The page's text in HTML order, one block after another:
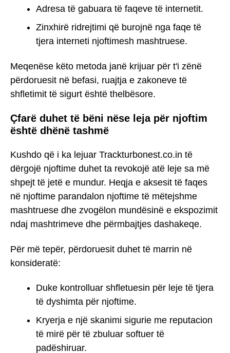
Adresa të gabuara të faqeve të internetit.
Zinxhirë ridrejtimi që burojnë nga faqe të
tjera interneti njoftimesh mashtruese.
Meqenëse këto metoda janë krijuar për t'i zënë
përdoruesit në befasi, ruajtja e zakoneve të
shfletimit të sigurt është thelbësore.
Çfarë duhet të bëni nëse leja për njoftim
është dhënë tashmë
Kushdo që i ka lejuar Trackturbonest.co.in të
dërgojë njoftime duhet ta revokojë atë leje sa më
shpejt të jetë e mundur. Heqja e aksesit të faqes
në njoftime parandalon njoftime të mëtejshme
mashtruese dhe zvogëlon mundësinë e ekspozimit
ndaj mashtrimeve dhe përmbajtjes dashakeqe.
Për më tepër, përdoruesit duhet të marrin në
konsideratë:
Duke kontrolluar shfletuesin për leje të tjera
të dyshimta për njoftime.
Kryerja e një skanimi sigurie me reputacion
të mirë për të zbuluar softuer të
padëshiruar.